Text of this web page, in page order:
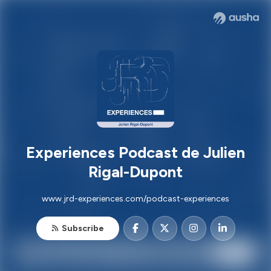
Experiences Podcast de Julien
Rigal-Dupont
www.jrd-experiences.com/podcast-experiences
Subscribe